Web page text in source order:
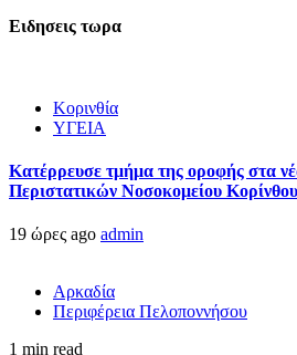
Ειδησεις τωρα
Κορινθία
ΥΓΕΙΑ
Kατέρρευσε τμήμα της οροφής στα
Περιστατικών Νοσοκομείου Κορίνθου
19 ώρες ago admin
Αρκαδία
Περιφέρεια Πελοποννήσου
1 min read